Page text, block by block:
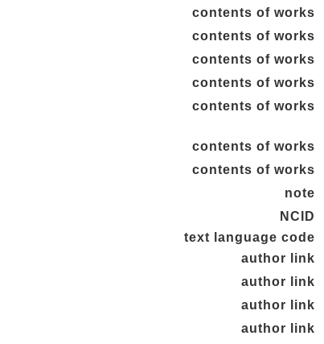
contents of works
contents of works
contents of works
contents of works
contents of works
contents of works
contents of works
note
NCID
text language code
author link
author link
author link
author link